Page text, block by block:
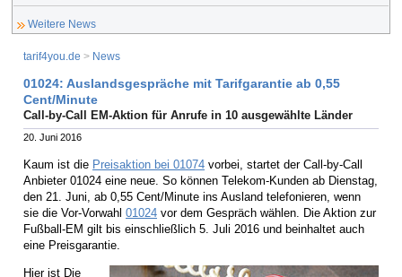
Weitere News
tarif4you.de > News
01024: Auslandsgespräche mit Tarifgarantie ab 0,55
Cent/Minute
Call-by-Call EM-Aktion für Anrufe in 10 ausgewählte Länder
20. Juni 2016
Kaum ist die Preisaktion bei 01074 vorbei, startet der Call-by-Call
Anbieter 01024 eine neue. So können Telekom-Kunden ab Dienstag,
den 21. Juni, ab 0,55 Cent/Minute ins Ausland telefonieren, wenn
sie die Vor-Vorwahl 01024 vor dem Gespräch wählen. Die Aktion zur
Fußball-EM gilt bis einschließlich 5. Juli 2016 und beinhaltet auch
eine Preisgarantie.
Hier ist Die